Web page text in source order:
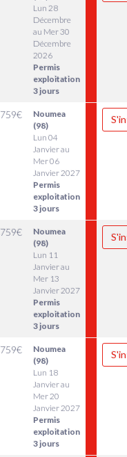
Lun 28
Décembre
au Mer 30
Décembre
2026
Permis
exploitation
3 jours
759€
Noumea
(98)
Lun 04
Janvier au
Mer 06
Janvier 2027
Permis
exploitation
3 jours
759€
Noumea
(98)
Lun 11
Janvier au
Mer 13
Janvier 2027
Permis
exploitation
3 jours
759€
Noumea
(98)
Lun 18
Janvier au
Mer 20
Janvier 2027
Permis
exploitation
3 jours